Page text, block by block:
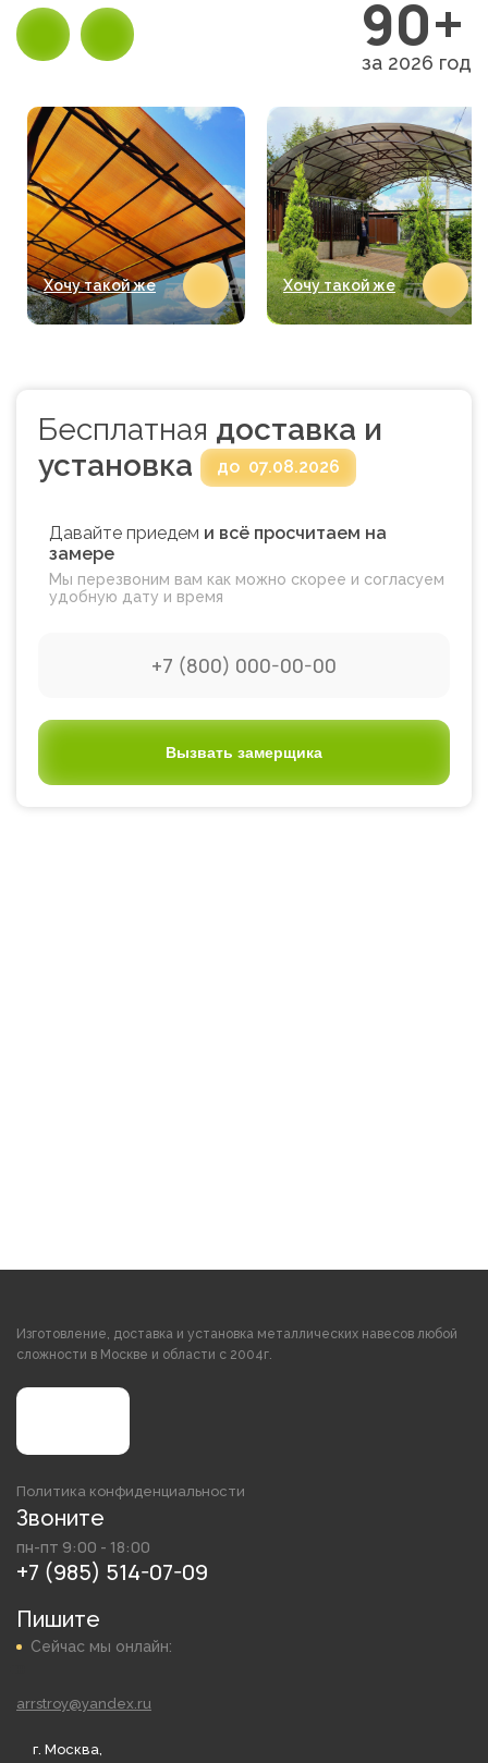
90+
за 2026 год
Хочу такой же Хочу такой же
Бесплатная доставка и
установка
до 07.08.2026
Давайте приедем и всё просчитаем на
замере
Мы перезвоним вам как можно скорее и согласуем
удобную дату и время
Вызвать замерщика
Изготовление, доставка и установка металлических навесов любой
сложности в Москве и области с 2004г.
Политика конфиденциальности
Звоните
пн-пт 9:00 - 18:00
+7 (985) 514-07-09
Пишите
Сейчас мы онлайн:
arrstroy@yandex.ru
г. Москва,